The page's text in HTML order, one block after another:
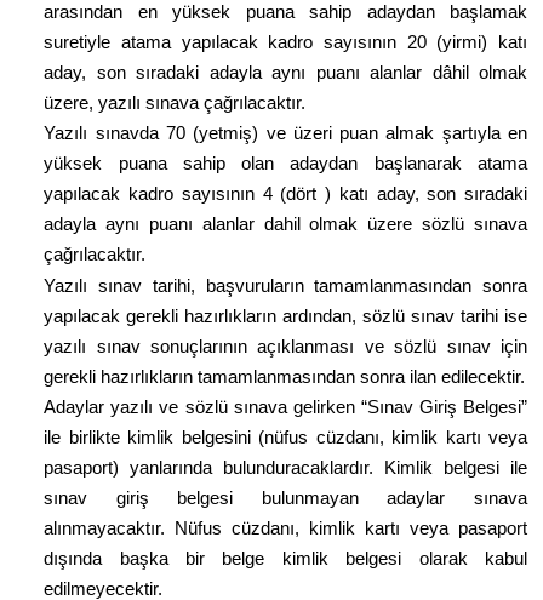
arasından en yüksek puana sahip adaydan başlamak
suretiyle atama yapılacak kadro sayısının 20 (yirmi) katı
aday, son sıradaki adayla aynı puanı alanlar dâhil olmak
üzere, yazılı sınava çağrılacaktır.
Yazılı sınavda 70 (yetmiş) ve üzeri puan almak şartıyla en
yüksek puana sahip olan adaydan başlanarak atama
yapılacak kadro sayısının 4 (dört ) katı aday, son sıradaki
adayla aynı puanı alanlar dahil olmak üzere sözlü sınava
çağrılacaktır.
Yazılı sınav tarihi, başvuruların tamamlanmasından sonra
yapılacak gerekli hazırlıkların ardından, sözlü sınav tarihi ise
yazılı sınav sonuçlarının açıklanması ve sözlü sınav için
gerekli hazırlıkların tamamlanmasından sonra ilan edilecektir.
Adaylar yazılı ve sözlü sınava gelirken “Sınav Giriş Belgesi”
ile birlikte kimlik belgesini (nüfus cüzdanı, kimlik kartı veya
pasaport) yanlarında bulunduracaklardır. Kimlik belgesi ile
sınav giriş belgesi bulunmayan adaylar sınava
alınmayacaktır. Nüfus cüzdanı, kimlik kartı veya pasaport
dışında başka bir belge kimlik belgesi olarak kabul
edilmeyecektir.